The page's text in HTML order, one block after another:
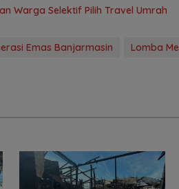
Warga Selektif Pilih Travel Umrah
Emas Banjarmasin Lomba